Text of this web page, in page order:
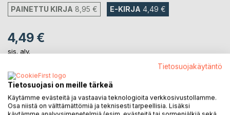
PAINETTU KIRJA 8,95 € E-KIRJA 4,49 €
4,49 €
sis. alv.
LISÄÄ OSTOSKORIIN
Tietosuojakäytäntö
Tietosuojasi on meille tärkeä
Käytämme evästeitä ja vastaavia teknologioita verkkosivustollamme.
Osa niistä on välttämättömiä ja teknisesti tarpeellisia. Lisäksi